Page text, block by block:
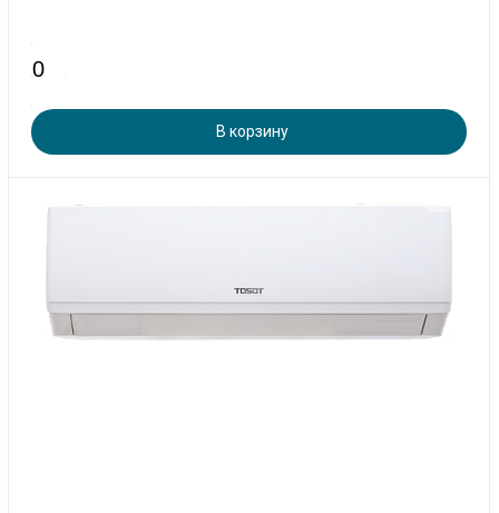
В корзину